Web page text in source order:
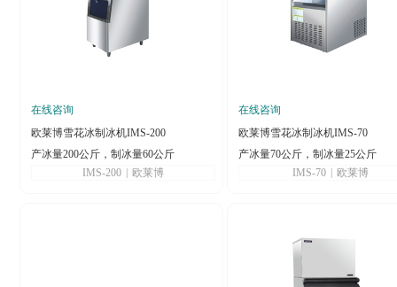
在线咨询
欧莱博雪花冰制冰机IMS-200
产冰量200公斤，制冰量60公斤
IMS-200
欧莱博
在线咨询
欧莱博雪花冰制冰机IMS-70
产冰量70公斤，制冰量25公斤
IMS-70
欧莱博